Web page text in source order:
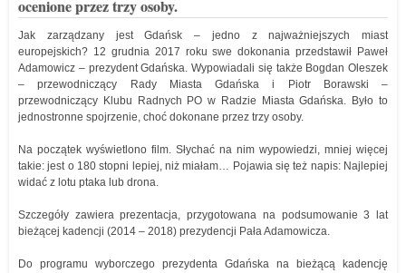
ocenione przez trzy osoby.
Jak zarządzany jest Gdańsk – jedno z najważniejszych miast
europejskich? 12 grudnia 2017 roku swe dokonania przedstawił Paweł
Adamowicz – prezydent Gdańska. Wypowiadali się także Bogdan Oleszek
– przewodniczący Rady Miasta Gdańska i Piotr Borawski –
przewodniczący Klubu Radnych PO w Radzie Miasta Gdańska. Było to
jednostronne spojrzenie, choć dokonane przez trzy osoby.
Na początek wyświetlono film. Słychać na nim wypowiedzi, mniej więcej
takie: jest o 180 stopni lepiej, niż miałam… Pojawia się też napis: Najlepiej
widać z lotu ptaka lub drona.
Szczegóły zawiera prezentacja, przygotowana na podsumowanie 3 lat
bieżącej kadencji (2014 – 2018) prezydencji Pała Adamowicza.
Do programu wyborczego prezydenta Gdańska na bieżącą kadencję